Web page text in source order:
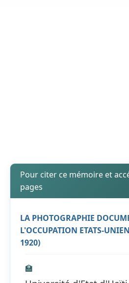
Pour citer ce mémoire et
pages
LA PHOTOGRAPHIE
L'OCCUPATION ETATS-
1920)
🏫